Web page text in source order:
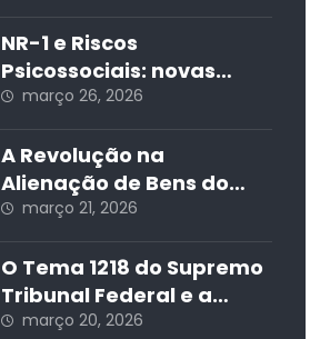
Improbidade
Administrativa: Riscos e
Cuidados para o Agente
Público
NR-1 e Riscos
Psicossociais: novas
exigências, prazos
iminentes e o aumento
da litigiosidade
trabalhista
março 26, 2026
A Revolução na
Alienação de Bens do
Espólio: Análise da
Resolução 571/24 do CNJ
março 21, 2026
O Tema 1218 do Supremo
Tribunal Federal e a
Autonomia Municipal na
março 20, 2026